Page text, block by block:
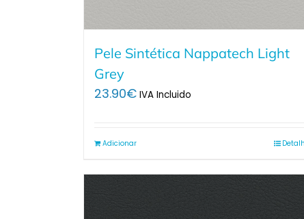
Pele Sintética Nappatech Light
Grey
23.90€ IVA Incluido
Adicionar